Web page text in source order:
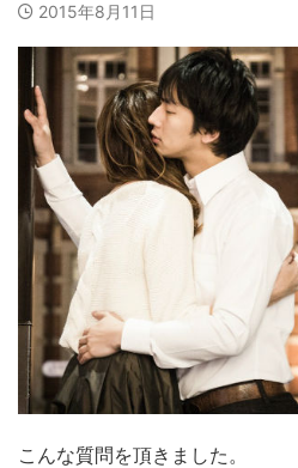
2015年8月11日
こんな質問を頂きました。